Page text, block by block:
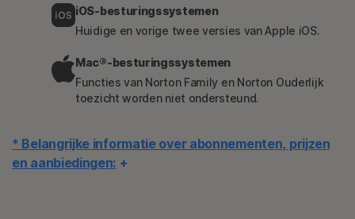
iOS-besturingssystemen
Huidige en vorige twee versies van Apple iOS.
Mac®-besturingssystemen
Functies van Norton Family en Norton Ouderlijk
toezicht worden niet ondersteund.
* Belangrijke informatie over abonnementen, prijzen
en aanbiedingen: